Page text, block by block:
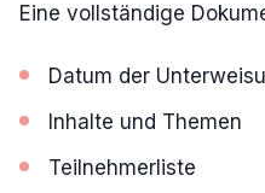
Eine vollständige
Datum der
Inhalte und Themen
Teilnehmerliste